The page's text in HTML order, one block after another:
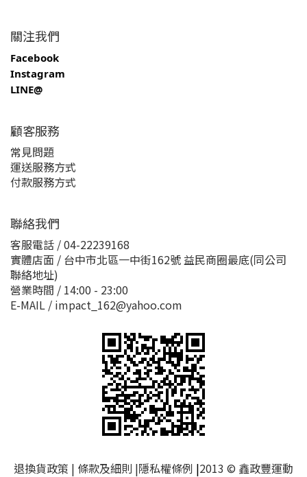
關注我們
Facebook
Instagram
LINE@
顧客服務
常見問題
運送服務方式
付款服務方式
聯絡我們
客服電話 / 04-22239168
實體店面 / 台中市北區一中街162號 益民商圈最底(同公司
聯絡地址)
營業時間 / 14:00 - 23:00
E-MAIL / impact_162@yahoo.com
退換貨政策 | 條款及細則 |隱私權條例 |2013 © 鑫政豐運動